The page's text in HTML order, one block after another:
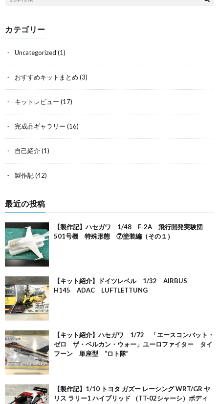
カテゴリー
Uncategorized (1)
おすすめキットまとめ (3)
キットレビュー (17)
完成品ギャラリー (16)
自己紹介(1)
製作記(42)
最近の投稿
【製作記】ハセガワ 1/48 F-2A 飛行開発実験団
501号機 特殊形態 ⑦塗装編（その１）
【キット紹介】ドイツレベル 1/32 AIRBUS
H145 ADAC LUFTLETTUNG
【キット紹介】ハセガワ 1/72 「エースコンバット・
ゼロ ザ・ベルカン・ウォー」ユーロファイター タイ
フーン 単座型 “ロト隊”
【製作記】1/10 トヨタ ガズー レーシング WRT/GR ヤ
リス ラリー1 ハイブリッド （TT-02シャーシ）ボディ